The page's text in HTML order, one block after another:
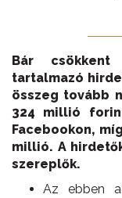
Bár csökkent
tartalmazó
összeg tovább
324 millió
Facebookon,
millió. A
szereplők.
Az ebben